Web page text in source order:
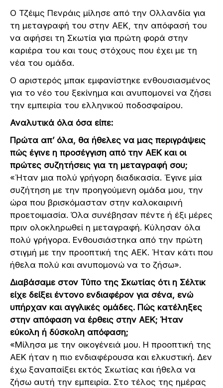
Ο Τζέιμς Πενράις μίλησε από την Ολλανδία για
τη μεταγραφή του στην ΑΕΚ, την απόφασή του
να αφήσει τη Σκωτία για πρώτη φορά στην
καριέρα του και τους στόχους που έχει με τη
νέα του ομάδα.
Ο αριστερός μπακ εμφανίστηκε ενθουσιασμένος
για το νέο του ξεκίνημα και ανυπομονεί να ζήσει
την εμπειρία του ελληνικού ποδοσφαίρου.
Αναλυτικά όλα όσα είπε:
Πρώτα απ’ όλα, θα ήθελες να μας περιγράψεις
πώς έγινε η προσέγγιση από την ΑΕΚ και οι
πρώτες συζητήσεις για τη μεταγραφή σου;
«Ήταν μια πολύ γρήγορη διαδικασία. Έγινε μία
συζήτηση με την προηγούμενη ομάδα μου, την
ώρα που βρισκόμασταν στην καλοκαιρινή
προετοιμασία. Όλα συνέβησαν πέντε ή έξι μέρες
πριν ολοκληρωθεί η μεταγραφή. Κύλησαν όλα
πολύ γρήγορα. Ενθουσιάστηκα από την πρώτη
στιγμή με την προοπτική της ΑΕΚ. Ήταν κάτι που
ήθελα πολύ και ανυπομονώ να το ζήσω».
Διαβάσαμε στον Τύπο της Σκωτίας ότι η Σέλτικ
είχε δείξει έντονο ενδιαφέρον για σένα, ενώ
υπήρχαν και αγγλικές ομάδες. Πώς κατέληξες
στην απόφαση να έρθεις στην ΑΕΚ; Ήταν
εύκολη ή δύσκολη απόφαση;
«Μίλησα με την οικογένειά μου. Η προοπτική της
ΑΕΚ ήταν η πιο ενδιαφέρουσα και ελκυστική. Δεν
έχω ξαναπαίξει εκτός Σκωτίας και ήθελα να
ζήσω αυτή την εμπειρία. Στο τέλος της ημέρας